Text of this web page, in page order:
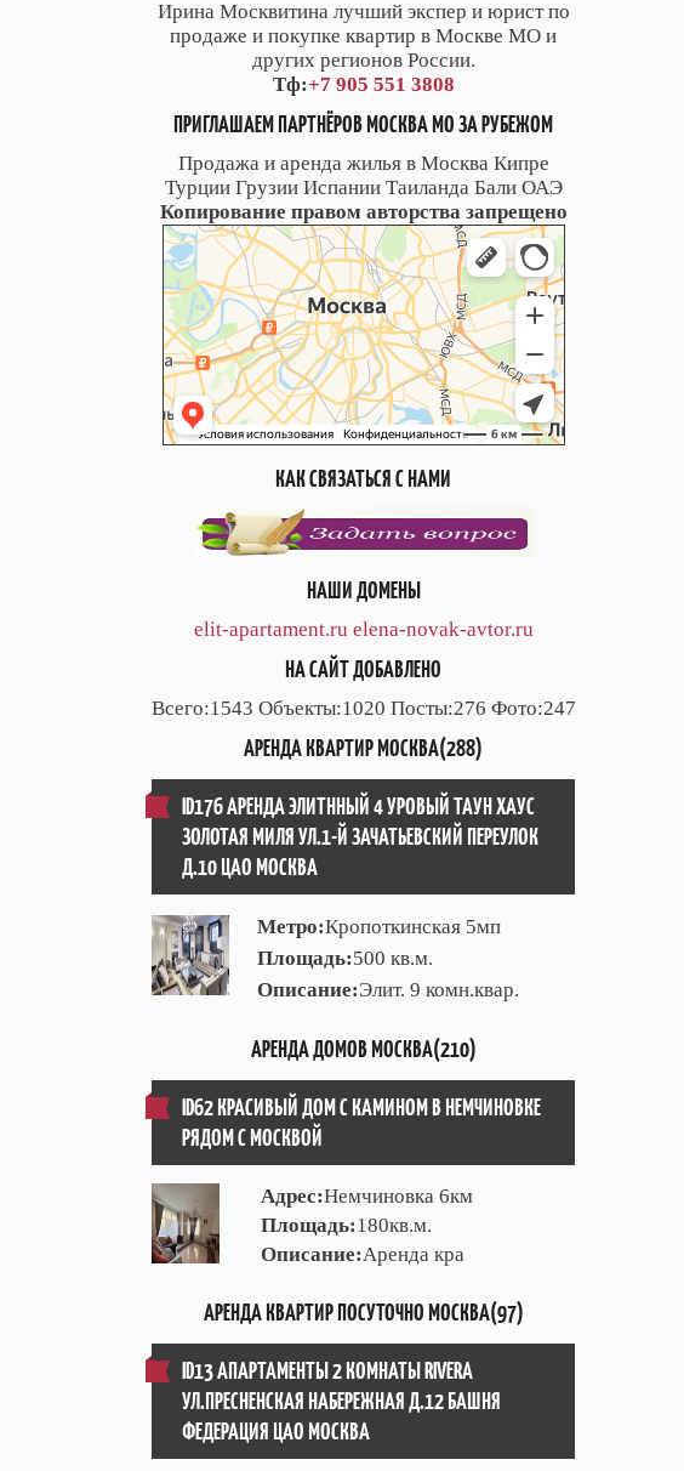
Ирина Москвитина лучший экспер и юрист по
продаже и покупке квартир в Москве МО и
других регионов России.
Тф:+7 905 551 3808
ПРИГЛАШАЕМ ПАРТНЁРОВ МОСКВА МО ЗА РУБЕЖОМ
Продажа и аренда жилья в Москва Кипре
Турции Грузии Испании Таиланда Бали ОАЭ
Копирование правом авторства запрещено
КАК СВЯЗАТЬСЯ С НАМИ
НАШИ ДОМЕНЫ
elit-apartament.ru elena-novak-avtor.ru
НА САЙТ ДОБАВЛЕНО
Всего:1543 Объекты:1020 Посты:276 Фото:247
АРЕНДА КВАРТИР МОСКВА(288)
ID176 АРЕНДА ЭЛИТННЫЙ 4 УРОВЫЙ ТАУН ХАУС
ЗОЛОТАЯ МИЛЯ УЛ.1-Й ЗАЧАТЬЕВСКИЙ ПЕРЕУЛОК
Д.10 ЦАО МОСКВА
Метро:Кропоткинская 5мп
Площадь:500 кв.м.
Описание:Элит. 9 комн.квар.
АРЕНДА ДОМОВ МОСКВА(210)
ID62 КРАСИВЫЙ ДОМ С КАМИНОМ В НЕМЧИНОВКЕ
РЯДОМ С МОСКВОЙ
Адрес:Немчиновка 6км
Площадь:180кв.м.
Описание:Аренда кра
АРЕНДА КВАРТИР ПОСУТОЧНО МОСКВА(97)
ID13 АПАРТАМЕНТЫ 2 КОМНАТЫ RIVERA
УЛ.ПРЕСНЕНСКАЯ НАБЕРЕЖНАЯ Д.12 БАШНЯ
ФЕДЕРАЦИЯ ЦАО МОСКВА